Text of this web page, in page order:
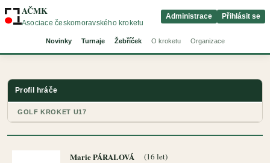
AČMK
Asociace českomoravského kroketu
Novinky Turnaje Žebříček O kroketu Organizace
Administrace Přihlásit se
Marie PÁRALOVÁ (16 let)
Profil hráče
GOLF KROKET U17